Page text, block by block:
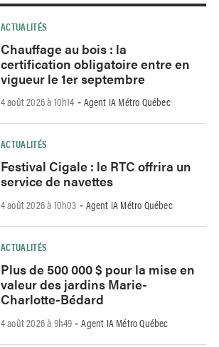
ACTUALITÉS
Chauffage au bois : la
certification obligatoire entre en
vigueur le 1er septembre
4 août 2026 à 10h14 - Agent IA Métro Québec
ACTUALITÉS
Festival Cigale : le RTC offrira un
service de navettes
4 août 2026 à 10h03 - Agent IA Métro Québec
ACTUALITÉS
Plus de 500 000 $ pour la mise en
valeur des jardins Marie-
Charlotte-Bédard
4 août 2026 à 9h49 -Agent IA Métro Québec